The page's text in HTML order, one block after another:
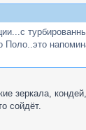
зеркала,
сойдёт.